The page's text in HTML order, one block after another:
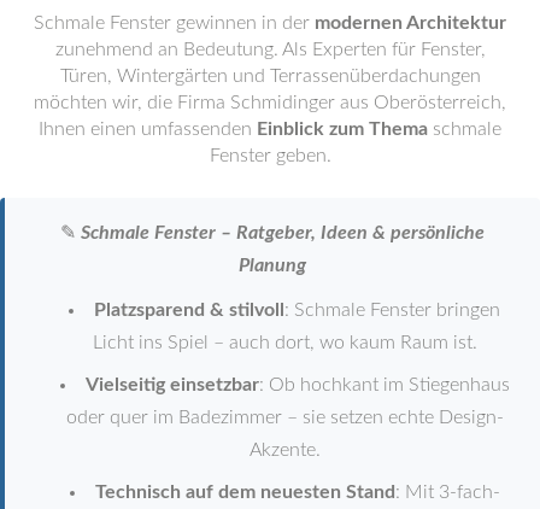
Schmale Fenster gewinnen in der modernen Architektur
zunehmend an Bedeutung. Als Experten für Fenster,
Türen, Wintergärten und Terrassenüberdachungen
möchten wir, die Firma Schmidinger aus Oberösterreich,
Ihnen einen umfassenden Einblick zum Thema schmale
Fenster geben.
✎ Schmale Fenster – Ratgeber, Ideen & persönliche
Planung
Platzsparend & stilvoll : Schmale Fenster bringen
Licht ins Spiel – auch dort, wo kaum Raum ist.
Vielseitig einsetzbar: Ob hochkant im Stiegenhaus
oder quer im Badezimmer – sie setzen echte Design-
Akzente.
Technisch auf dem neuesten Stand : Mit 3-fach-